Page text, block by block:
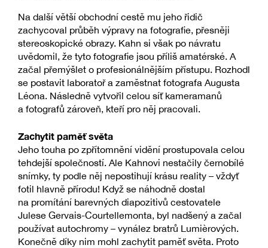
Na další větší obchodní cestě mu jeho řidič
zachycoval průběh výpravy na fotografie, přesněji
stereoskopické obrazy. Kahn si však po návratu
uvědomil, že tyto fotografie jsou příliš amatérské. A
začal přemýšlet o profesionálnějším přístupu. Rozhodl
se postavit laboratoř a zaměstnat fotografa Augusta
Léona. Následně vytvořil celou síť kameramanů
a fotografů zároveň, kteří pro něj pracovali.
Zachytit paměť světa
Jeho touha po zpřítomnění vidění prostupovala celou
tehdejší společností. Ale Kahnovi nestačily černobílé
snímky, ty podle něj nepostihují krásu reality – vždyť
fotil hlavně přírodu! Když se náhodně dostal
na promítání barevných diapozitivů cestovatele
Julese Gervais-Courtellemonta, byl nadšený a začal
používat autochromy – vynález bratrů Lumièrových.
Konečně díky nim mohl zachytit paměť světa. Proto